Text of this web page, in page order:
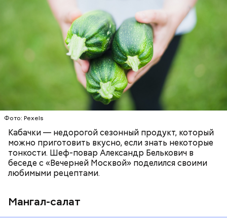
Фото: Pexels
Кабачки — недорогой сезонный продукт, который
можно приготовить вкусно, если знать некоторые
тонкости. Шеф-повар Александр Белькович в
беседе с «Вечерней Москвой» поделился своими
любимыми рецептами.
Мангал-салат
РЕЦЕПТЫ